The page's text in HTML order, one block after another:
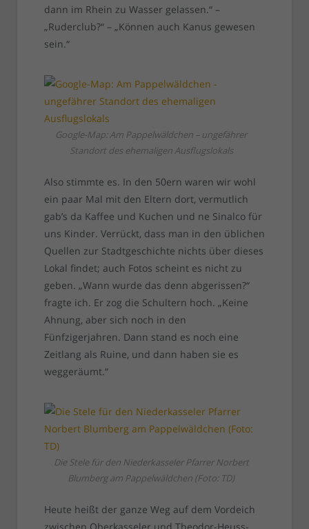
dann im Rhein zu Wasser gelassen.“ –
„Ruderclub?“ – „Können auch Kanus gewesen
sein.“
Google-Map: Am Pappelwäldchen – ungefährer
Standort des ehemaligen Ausflugslokals
Also stimmte es. In den 50ern waren wir wohl
ein paar Mal mit den Eltern dort, vermutlich
gab’s da Kaffee und Kuchen und ne Sinalco für
uns Kinder. Verrückt, dass man in den üblichen
Quellen zur Stadtgeschichte nichts über dieses
Lokal findet; auch Fotos scheint es nicht zu
geben. „Wann wurde das denn abgerissen?“
fragte ich. Er zog die Schultern hoch. „Keine
Ahnung, aber sich noch in den
Fünfzigerjahren. Dann stand es noch eine
Zeitlang als Ruine, und dann haben sie es
weggeräumt.“
Die Stele für den Niederkasseler Pfarrer Norbert
Blumberg am Pappelwäldchen (Foto: TD)
Heute heißt der ganze Weg auf dem Vordeich